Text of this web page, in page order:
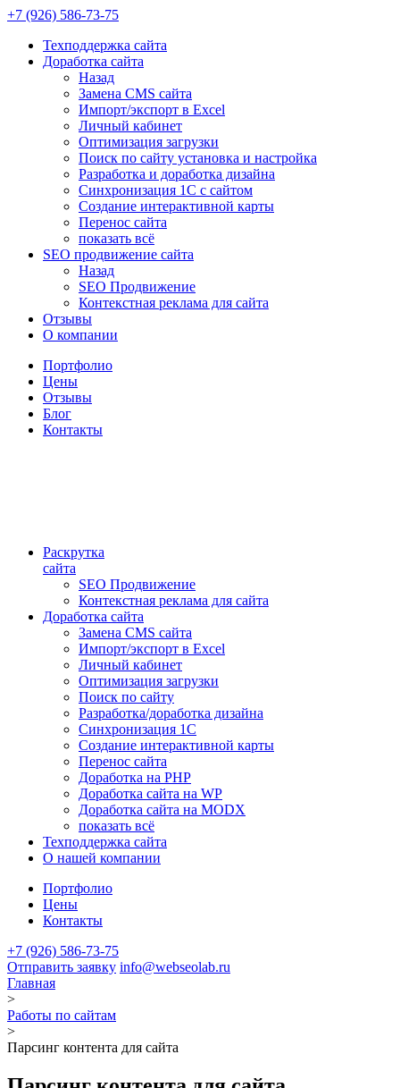
+7 (926) 586-73-75
Техподдержка сайта
Доработка сайта
Назад
Замена CMS сайта
Импорт/экспорт в Excel
Личный кабинет
Оптимизация загрузки
Поиск по сайту установка и настройка
Разработка и доработка дизайна
Синхронизация 1С с сайтом
Создание интерактивной карты
Перенос сайта
показать всё
SEO продвижение сайта
Назад
SEO Продвижение
Контекстная реклама для сайта
Отзывы
О компании
Портфолио
Цены
Отзывы
Блог
Контакты
Раскрутка
сайта
SEO Продвижение
Контекстная реклама для сайта
Доработка сайта
Замена CMS сайта
Импорт/экспорт в Excel
Личный кабинет
Оптимизация загрузки
Поиск по сайту
Разработка/доработка дизайна
Синхронизация 1С
Создание интерактивной карты
Перенос сайта
Доработка на PHP
Доработка сайта на WP
Доработка сайта на MODX
показать всё
Техподдержка сайта
О нашей компании
Портфолио
Цены
Контакты
+7 (926) 586-73-75
Отправить заявку info@webseolab.ru
Главная
>
Работы по сайтам
>
Парсинг контента для сайта